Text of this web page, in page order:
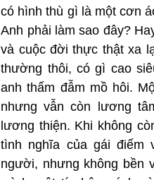
có hình thù gì là một cơn
Anh phải làm sao đây?
và cuộc đời thực thật xa
thường thôi, có gì cao
anh thấm đẫm mồ hôi.
nhưng vẫn còn lương
lương thiện. Khi không
tình nghĩa của gái điếm
người, nhưng không bền